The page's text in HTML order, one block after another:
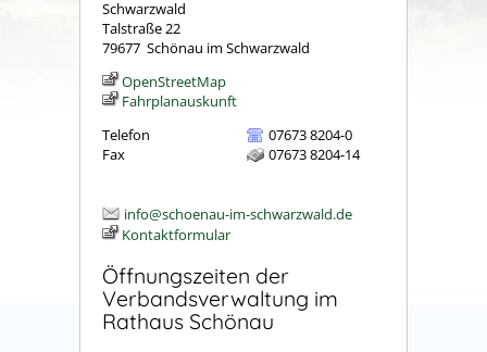
Schwarzwald
Talstraße 22
79677 Schönau im Schwarzwald
OpenStreetMap
Fahrplanauskunft
Telefon
07673 8204-0
Fax
07673 8204-14
info@schoenau-im-schwarzwald.de
Kontaktformular
Öffnungszeiten der
Verbandsverwaltung im
Rathaus Schönau